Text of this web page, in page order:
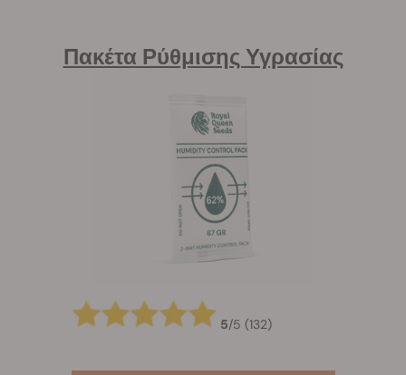
Πακέτα Ρύθμισης Υγρασίας
5/5 (132)